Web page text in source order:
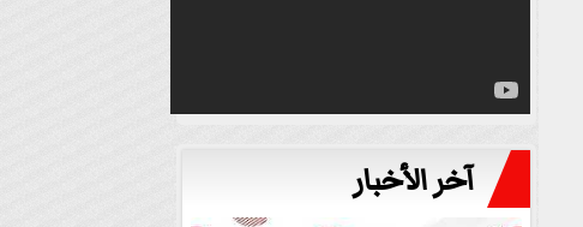
آخر الأخبار